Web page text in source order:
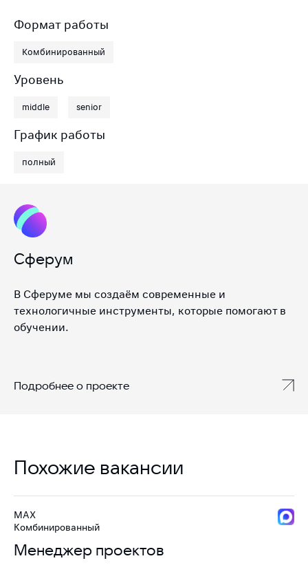
Формат работы
Комбинированный
Уровень
middle senior
График работы
полный
Сферум
В Сферуме мы создаём современные и
технологичные инструменты, которые помогают в
обучении.
Подробнее о проекте
Похожие вакансии
Менеджер проектов
MAX
Комбинированный